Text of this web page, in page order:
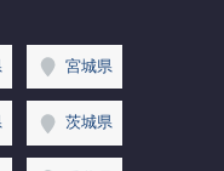
宮城県
茨城県